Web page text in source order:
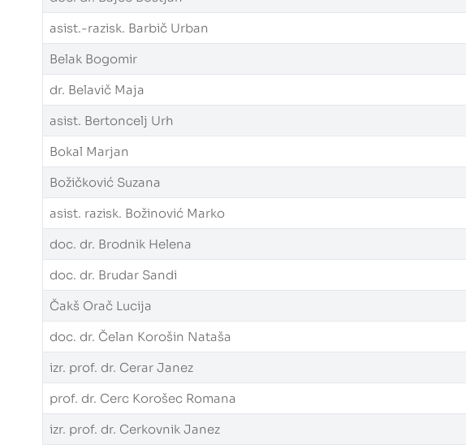
asist.-razisk. Barbič Urban
Belak Bogomir
dr. Belavič Maja
asist. Bertoncelj Urh
Bokal Marjan
Božičković Suzana
asist. razisk. Božinović Marko
doc. dr. Brodnik Helena
doc. dr. Brudar Sandi
Čakš Orač Lucija
doc. dr. Čelan Korošin Nataša
izr. prof. dr. Cerar Janez
prof. dr. Cerc Korošec Romana
izr. prof. dr. Cerkovnik Janez